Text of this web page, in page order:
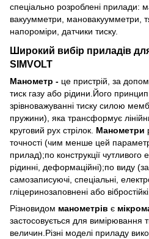
спеціально розроблені прилади:
вакуумметри, мановакуумметри,
напороміри, датчики тиску.
Широкий вибір приладів
SIMVOLT
Манометр - це пристрій, за
тиск газу або рідини.Його принцип
зрівноважуванні тиску силою
пружини), яка трансформує
круговий рух стрілок. Манометри
точності (чим менше цей
прилад);по конструкції
рідинні, деформаційні);по виду
самозаписуючі, спеціальні,
гліцеринозаповнені або
Різновидом манометрів є
застосовується для вимірювання
величин.Різні моделі приладу